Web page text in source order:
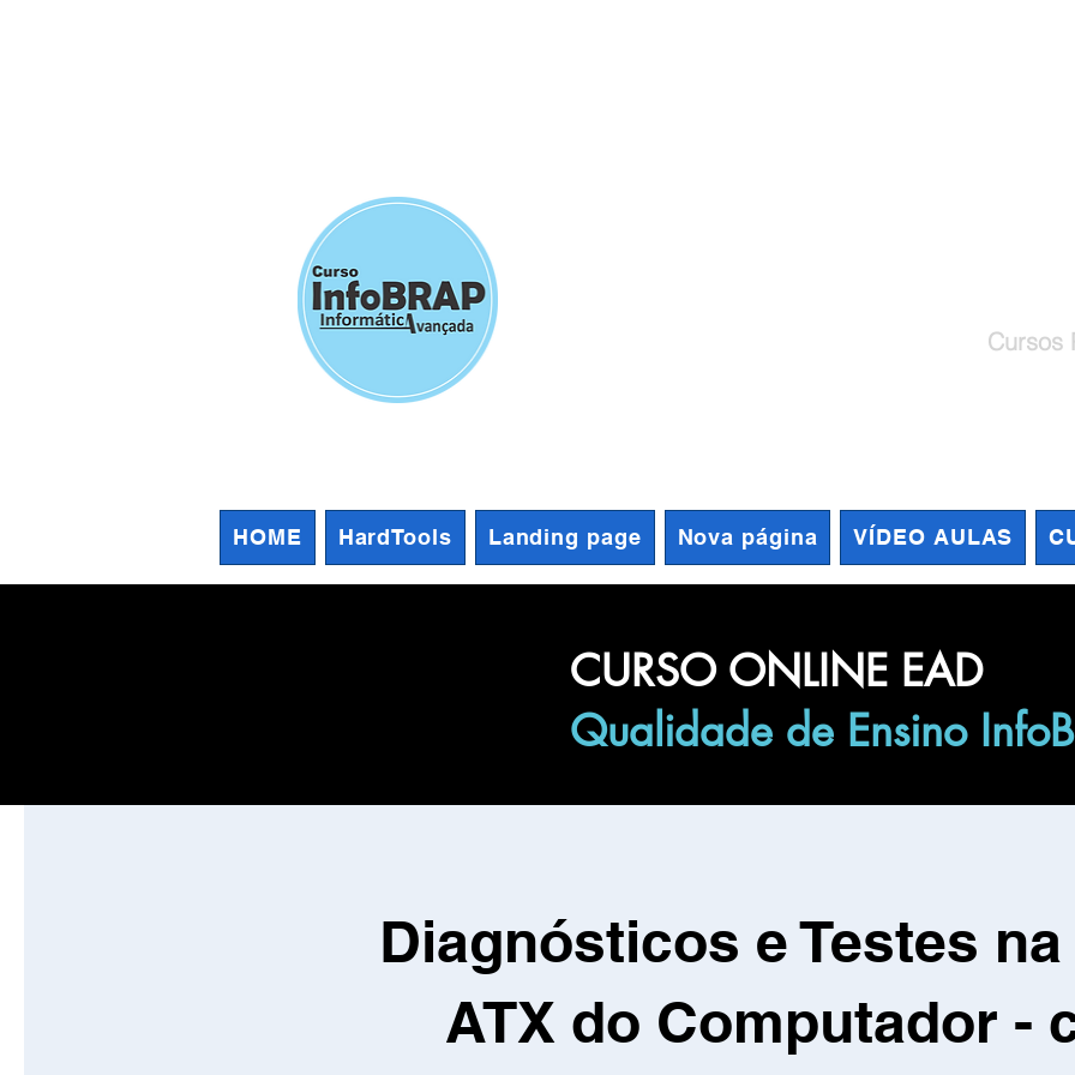
Cursos
HOME HardTools Landing page Nova página VÍDEO AULAS
CURSO ONLINE EAD
Qualidade de Ensino
Diagnósticos e Testes
ATX do Computador -